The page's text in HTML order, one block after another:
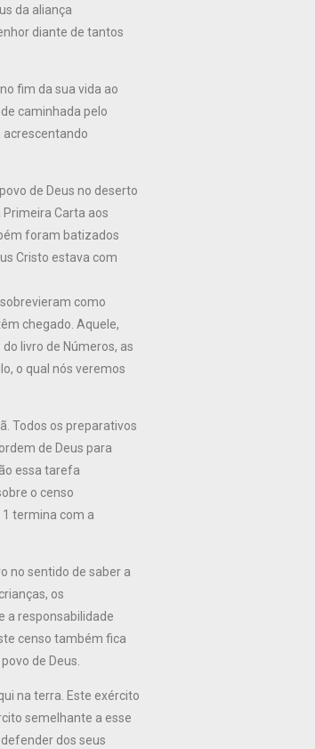
da aliança
diante de tantos
fim da sua vida ao
caminhada pelo
acrescentando
de Deus no deserto
Carta aos
foram batizados
Cristo estava com
como
chegado. Aquele,
livro de Números, as
o qual nós veremos
Todos os preparativos
de Deus para
essa tarefa
o censo
termina com a
no sentido de saber a
os
a responsabilidade
censo também fica
de Deus.
na terra. Este exército
semelhante a esse
dos seus